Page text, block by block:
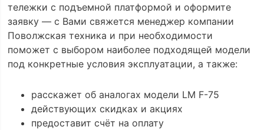
тележки с подъемной платформой и оформите
заявку — с Вами свяжется менеджер компании
Поволжская техника и при необходимости
поможет с выбором наиболее подходящей модели
под конкретные условия эксплуатации, а также:
расскажет об аналогах модели LM F-75
действующих скидках и акциях
предоставит счёт на оплату